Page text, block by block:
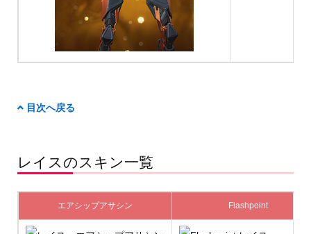
目次へ戻る
レイスのスキン一覧
エアシップアサシン Flashpoint